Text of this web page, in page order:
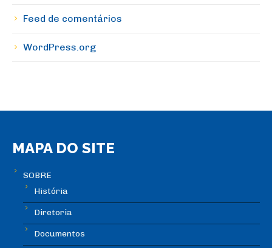
Feed de comentários
WordPress.org
MAPA DO SITE
SOBRE
História
Diretoria
Documentos